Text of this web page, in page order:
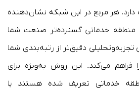
هر مربع در این شبکه نشان‌دهنده
خدماتی گسترده‌تر صنعت شما
دقیق‌تر از رتبه‌بندی شما
فراهم می‌کند. این روش به‌ویژه برای
خدماتی تعریف شده هستند یا